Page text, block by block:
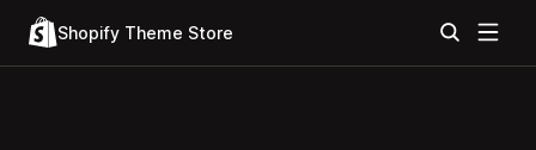
Shopify Theme Store